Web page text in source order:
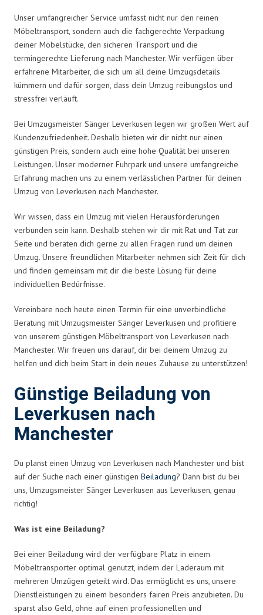
Unser umfangreicher Service umfasst nicht nur den reinen
Möbeltransport, sondern auch die fachgerechte Verpackung
deiner Möbelstücke, den sicheren Transport und die
termingerechte Lieferung nach Manchester. Wir verfügen über
erfahrene Mitarbeiter, die sich um all deine Umzugsdetails
kümmern und dafür sorgen, dass dein Umzug reibungslos und
stressfrei verläuft.
Bei Umzugsmeister Sänger Leverkusen legen wir großen Wert auf
Kundenzufriedenheit. Deshalb bieten wir dir nicht nur einen
günstigen Preis, sondern auch eine hohe Qualität bei unseren
Leistungen. Unser moderner Fuhrpark und unsere umfangreiche
Erfahrung machen uns zu einem verlässlichen Partner für deinen
Umzug von Leverkusen nach Manchester.
Wir wissen, dass ein Umzug mit vielen Herausforderungen
verbunden sein kann. Deshalb stehen wir dir mit Rat und Tat zur
Seite und beraten dich gerne zu allen Fragen rund um deinen
Umzug. Unsere freundlichen Mitarbeiter nehmen sich Zeit für dich
und finden gemeinsam mit dir die beste Lösung für deine
individuellen Bedürfnisse.
Vereinbare noch heute einen Termin für eine unverbindliche
Beratung mit Umzugsmeister Sänger Leverkusen und profitiere
von unserem günstigen Möbeltransport von Leverkusen nach
Manchester. Wir freuen uns darauf, dir bei deinem Umzug zu
helfen und dich beim Start in dein neues Zuhause zu unterstützen!
Günstige Beiladung von
Leverkusen nach
Manchester
Du planst einen Umzug von Leverkusen nach Manchester und bist
auf der Suche nach einer günstigen Beiladung? Dann bist du bei
uns, Umzugsmeister Sänger Leverkusen aus Leverkusen, genau
richtig!
Was ist eine Beiladung?
Bei einer Beiladung wird der verfügbare Platz in einem
Möbeltransporter optimal genutzt, indem der Laderaum mit
mehreren Umzügen geteilt wird. Das ermöglicht es uns, unsere
Dienstleistungen zu einem besonders fairen Preis anzubieten. Du
sparst also Geld, ohne auf einen professionellen und